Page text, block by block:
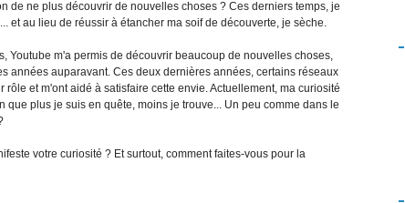
de ne plus découvrir de nouvelles choses ? Ces derniers temps, je
et au lieu de réussir à étancher ma soif de découverte, je sèche.
Youtube m'a permis de découvrir beaucoup de nouvelles choses,
années auparavant. Ces deux dernières années, certains réseaux
et m'ont aidé à satisfaire cette envie. Actuellement, ma curiosité
que plus je suis en quête, moins je trouve... Un peu comme dans le
votre curiosité ? Et surtout, comment faites-vous pour la